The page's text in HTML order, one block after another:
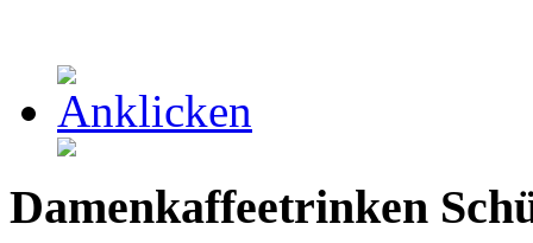
Damenkaffeetrinken